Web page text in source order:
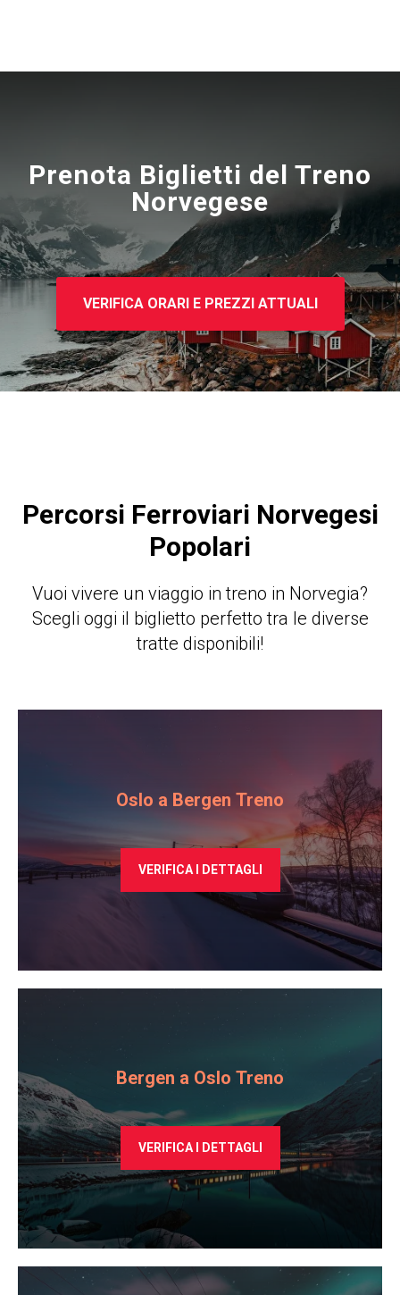
Prenota Biglietti del Treno
Norvegese
VERIFICA ORARI E PREZZI ATTUALI
Percorsi Ferroviari Norvegesi
Popolari
Vuoi vivere un viaggio in treno in Norvegia?
Scegli oggi il biglietto perfetto tra le diverse
tratte disponibili!
Oslo a Bergen Treno
VERIFICA I DETTAGLI
Bergen a Oslo Treno
VERIFICA I DETTAGLI